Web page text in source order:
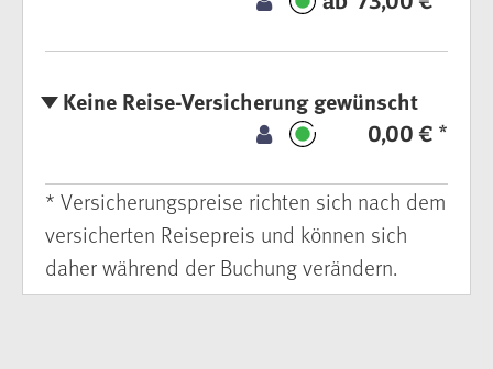
Keine Reise-Versicherung gewünscht
0,00 € *
* Versicherungspreise richten sich nach dem
versicherten Reisepreis und können sich
daher während der Buchung verändern.